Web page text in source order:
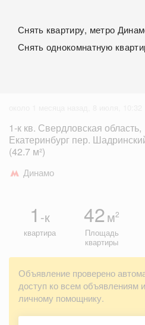
Снять квартиру, метро
Снять однокомнатную
1-к кв. Свердловская область,
Екатеринбург пер.
(42.7 м²)
Динамо
1 -к
квартира
42 м2
Площадь
квартиры
Объявление проверено
доступ ко всем объявлениям
личному помощнику.